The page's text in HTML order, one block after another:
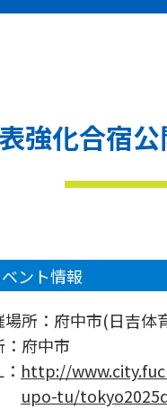
強化合宿
ント情報
所： 府中市(日吉体
府中市
http://
upo-tu/